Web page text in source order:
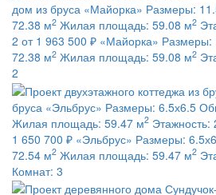
дом из бруса «Майорка» Размеры:
72.38 м2 Жилая площадь: 59.08 м2
2 от 1 963 500 ₽ «Майорка» Размеры:
72.38 м2 Жилая площадь: 59.08 м2
2
бруса «Эльбрус» Размеры: 6.5х6.5
Жилая площадь: 59.47 м2 Этажность:
1 650 700 ₽ «Эльбрус» Размеры:
72.54 м2 Жилая площадь: 59.47 м2
Комнат: 3